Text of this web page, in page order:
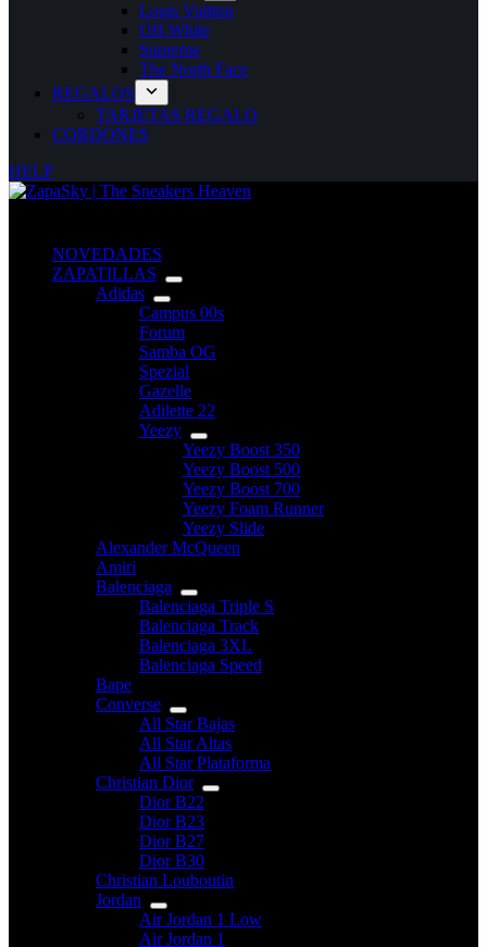
Louis Vuitton
Off-White
Supreme
The North Face
REGALOS
TARJETAS REGALO
CORDONES
HELP
NOVEDADES
ZAPATILLAS
Adidas
Campus 00s
Forum
Samba OG
Spezial
Gazelle
Adilette 22
Yeezy
Yeezy Boost 350
Yeezy Boost 500
Yeezy Boost 700
Yeezy Foam Runner
Yeezy Slide
Alexander McQueen
Amiri
Balenciaga
Balenciaga Triple S
Balenciaga Track
Balenciaga 3XL
Balenciaga Speed
Bape
Converse
All Star Bajas
All Star Altas
All Star Plataforma
Christian Dior
Dior B22
Dior B23
Dior B27
Dior B30
Christian Louboutin
Jordan
Air Jordan 1 Low
Air Jordan 1